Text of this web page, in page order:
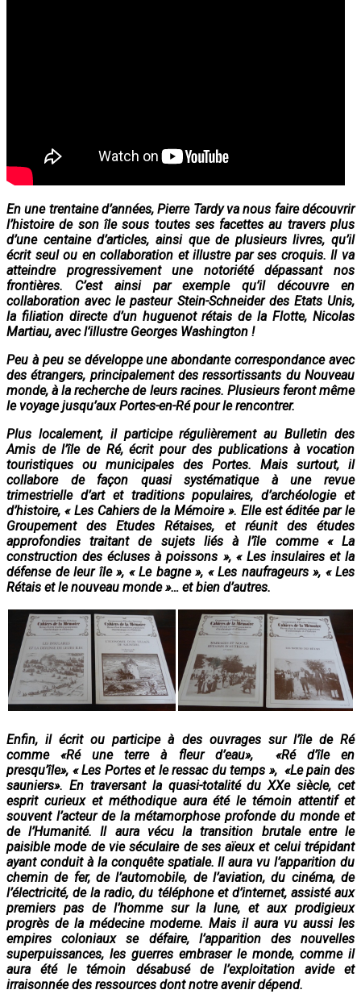
En une trentaine d’années, Pierre Tardy va nous faire découvrir
l’histoire de son île sous toutes ses facettes au travers plus
d’une centaine d’articles, ainsi que de plusieurs livres, qu’il
écrit seul ou en collaboration et illustre par ses croquis. Il va
atteindre progressivement une notoriété dépassant nos
frontières. C’est ainsi par exemple qu’il découvre en
collaboration avec le pasteur Stein-Schneider des Etats Unis,
la filiation directe d’un huguenot rétais de la Flotte, Nicolas
Martiau, avec l’illustre Georges Washington !
Peu à peu se développe une abondante correspondance avec
des étrangers, principalement des ressortissants du Nouveau
monde, à la recherche de leurs racines. Plusieurs feront même
le voyage jusqu’aux Portes-en-Ré pour le rencontrer.
Plus localement, il participe régulièrement au Bulletin des
Amis de l’île de Ré, écrit pour des publications à vocation
touristiques ou municipales des Portes. Mais surtout, il
collabore de façon quasi systématique à une revue
trimestrielle d’art et traditions populaires, d’archéologie et
d’histoire, « Les Cahiers de la Mémoire ». Elle est éditée par le
Groupement des Etudes Rétaises, et réunit des études
approfondies traitant de sujets liés à l’île comme « La
construction des écluses à poissons », « Les insulaires et la
défense de leur île », « Le bagne », « Les naufrageurs », « Les
Rétais et le nouveau monde »… et bien d’autres.
Enfin, il écrit ou participe à des ouvrages sur l’île de Ré
comme «Ré une terre à fleur d’eau», «Ré d’île en
presqu’île», « Les Portes et le ressac du temps », «Le pain des
sauniers». En traversant la quasi-totalité du XXe siècle, cet
esprit curieux et méthodique aura été le témoin attentif et
souvent l’acteur de la métamorphose profonde du monde et
de l’Humanité. Il aura vécu la transition brutale entre le
paisible mode de vie séculaire de ses aïeux et celui trépidant
ayant conduit à la conquête spatiale. Il aura vu l’apparition du
chemin de fer, de l’automobile, de l’aviation, du cinéma, de
l’électricité, de la radio, du téléphone et d’internet, assisté aux
premiers pas de l’homme sur la lune, et aux prodigieux
progrès de la médecine moderne. Mais il aura vu aussi les
empires coloniaux se défaire, l’apparition des nouvelles
superpuissances, les guerres embraser le monde, comme il
aura été le témoin désabusé de l’exploitation avide et
irraisonnée des ressources dont notre avenir dépend.